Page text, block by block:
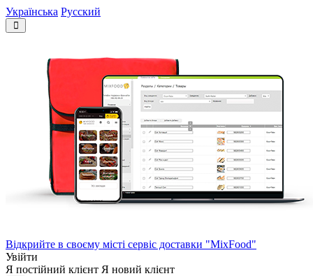
Українська Русский
Відкрийте в своєму місті сервіс доставки "MixFood"
Увійти
Я постійний клієнт Я новий клієнт